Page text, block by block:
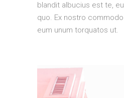
blandit albucius est te,
quo. Ex nostro
eum unum torquatos ut.